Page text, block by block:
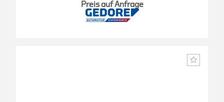
Preis auf Anfrage